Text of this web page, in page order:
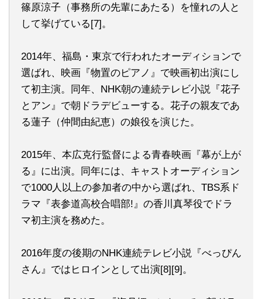
篠原涼子（事務所の先輩にあたる）を憧れの人と
して挙げている[7]。
2014年、福島・東京で行われたオーディションで
選ばれ、映画『物置のピアノ』で映画初出演にし
て初主演。同年、NHK朝の連続テレビ小説『花子
とアン』で朝ドラデビューする。花子の親友であ
る蓮子（仲間由紀恵）の娘役を演じた。
2015年、本広克行監督による青春映画『幕が上が
る』に出演。同年には、キャストオーディション
で1000人以上の参加者の中から選ばれ、TBS系ド
ラマ『表参道高校合唱部!』の香川真琴役でドラ
マ初主演を務めた。
2016年度の後期のNHK連続テレビ小説『べっぴん
さん』ではヒロインとして出演[8][9]。